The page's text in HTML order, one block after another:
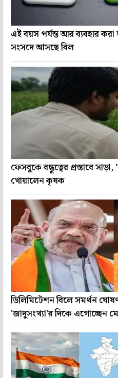
এই বয়স পর্যন্ত আর ব্যবহার করা
সংসদে আসছে বিল
ফেসবুকে বন্ধুত্বের প্রস্তাবে
খোয়ালেন কৃষক
ডিলিমিটেশন বিলে সমর্থন
'জাদুসংখ্যা'র দিকে এগোচ্ছেন